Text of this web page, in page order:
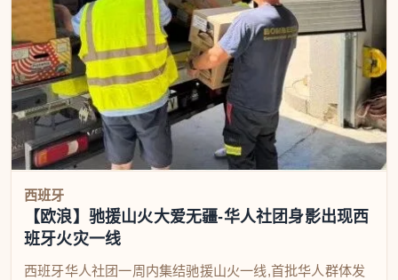
西班牙
【欧浪】驰援山火大爱无疆-华人社团身影出现西
班牙火灾一线
西班牙华人社团一周内集结驰援山火一线,首批华人群体发